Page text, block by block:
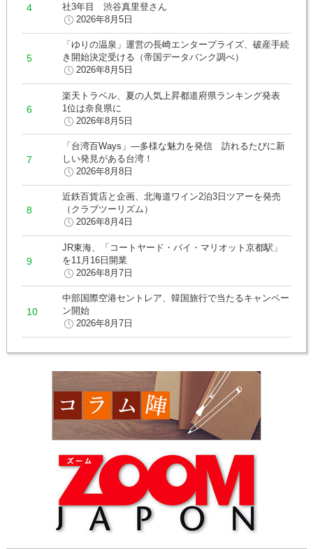
社3年目 渋谷真里登さん
2026年8月5日
「ゆりの温泉」運営の長崎エンタープライズ、破産手続
き開始決定受ける（帝国データバンク調べ）
2026年8月5日
楽天トラベル、夏の人気上昇都道府県ランキング発表
1位は奈良県に
2026年8月5日
「台湾百Ways」―多様な魅力を発信 訪れるたびに新
しい発見がある台湾！
2026年8月8日
近鉄百貨店と企画、北海道ワイン2泊3日ツアーを発売
（クラブツーリズム）
2026年8月4日
JR東海、「コートヤード・バイ・マリオット京都駅」
を11月16日開業
2026年8月7日
中部国際空港セントレア、韓国旅行で当たるキャンペー
ン開始
2026年8月7日